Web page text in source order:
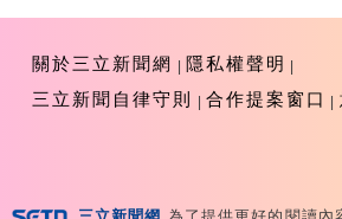
關於三立新聞網
隱私權聲明
三立新聞自律守則
合作提案窗口
三立新聞網 為了提供更好的閱讀內